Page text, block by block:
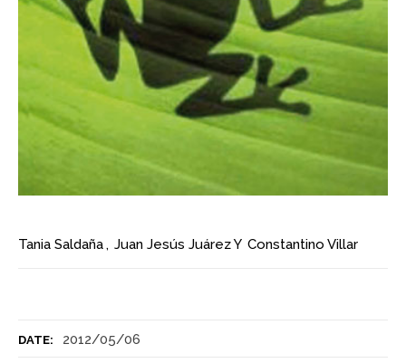
DATE: 2012/05/06
Tania Saldaña, Juan Jesús JuárezY Constantino Villar